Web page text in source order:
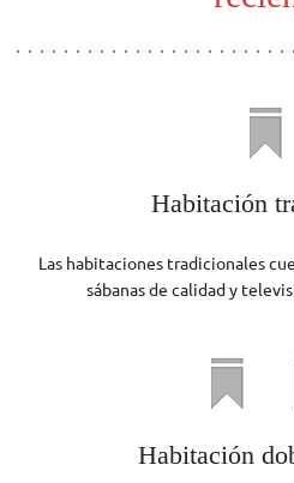
Habitación
Las habitaciones tradicionales
sábanas de calidad y
Habitación